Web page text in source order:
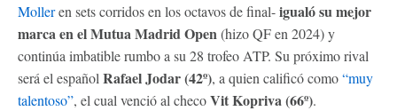
Molleren sets corridos en los octavos de final-igualó su mejor
marca en el Mutua Madrid Open(hizo QF en 2024) y
continúa imbatible rumbo a su 28 trofeo ATP. Su próximo rival
será el español Rafael Jodar (42º), a quien calificó como“muy
talentoso”, el cual venció al checoVit Kopriva (66º).